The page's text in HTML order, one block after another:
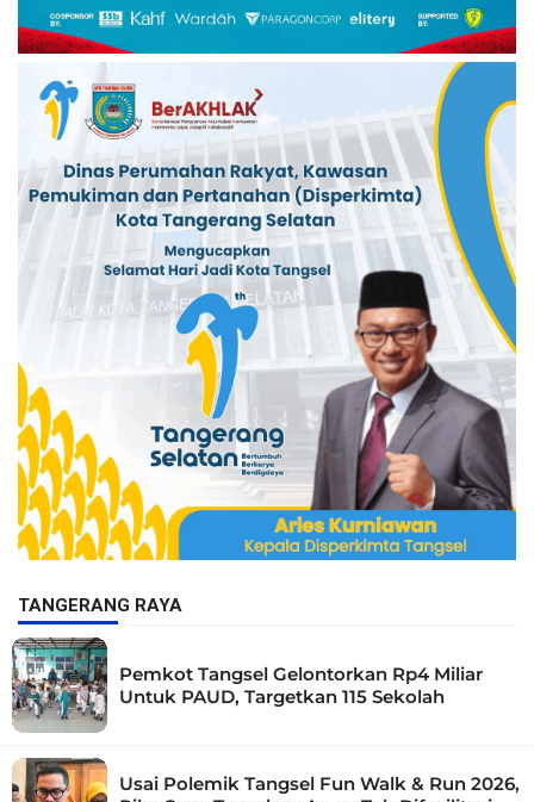
TANGERANG RAYA
Pemkot Tangsel Gelontorkan Rp4 Miliar
Untuk PAUD, Targetkan 115 Sekolah
Usai Polemik Tangsel Fun Walk & Run 2026,